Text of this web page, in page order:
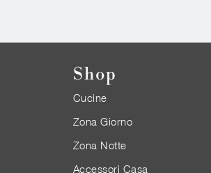
Shop
Cucine
Zona Giorno
Zona Notte
Accessori Casa